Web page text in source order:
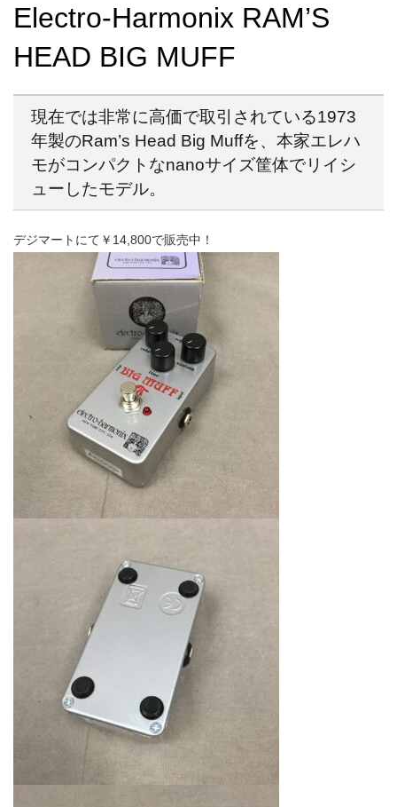
Electro-Harmonix RAM’S
HEAD BIG MUFF
現在では非常に高価で取引されている1973
年製のRam’s Head Big Muffを、本家エレハ
モがコンパクトなnanoサイズ筐体でリイシ
ューしたモデル。
デジマートにて￥14,800で販売中！